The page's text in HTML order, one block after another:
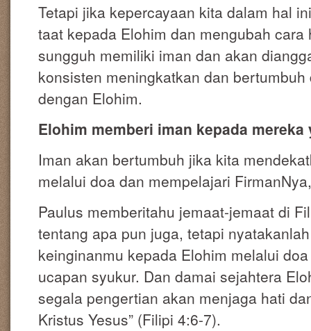
Tetapi jika kepercayaan kita dalam hal
taat kepada Elohim dan mengubah
sungguh memiliki iman dan akan
konsisten meningkatkan dan
dengan Elohim.
Elohim memberi iman kepada
Iman akan bertumbuh jika kita
melalui doa dan mempelajari
Paulus memberitahu jemaat-jemaat di
tentang apa pun juga, tetapi
keinginanmu kepada Elohim melalui
ucapan syukur. Dan damai sejahtera
segala pengertian akan menjaga hati
Kristus Yesus” (Filipi 4:6-7).